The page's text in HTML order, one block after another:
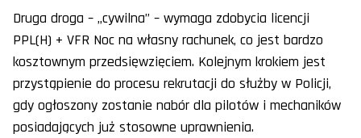
Druga droga – „cywilna” – wymaga zdobycia licencji
PPL(H) + VFR Noc na własny rachunek, co jest bardzo
kosztownym przedsięwzięciem. Kolejnym krokiem jest
przystąpienie do procesu rekrutacji do służby w Policji,
gdy ogłoszony zostanie nabór dla pilotów i mechaników
posiadających już stosowne uprawnienia.